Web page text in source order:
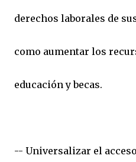
derechos laborales de
como aumentar los
educación y becas.
-- Universalizar el